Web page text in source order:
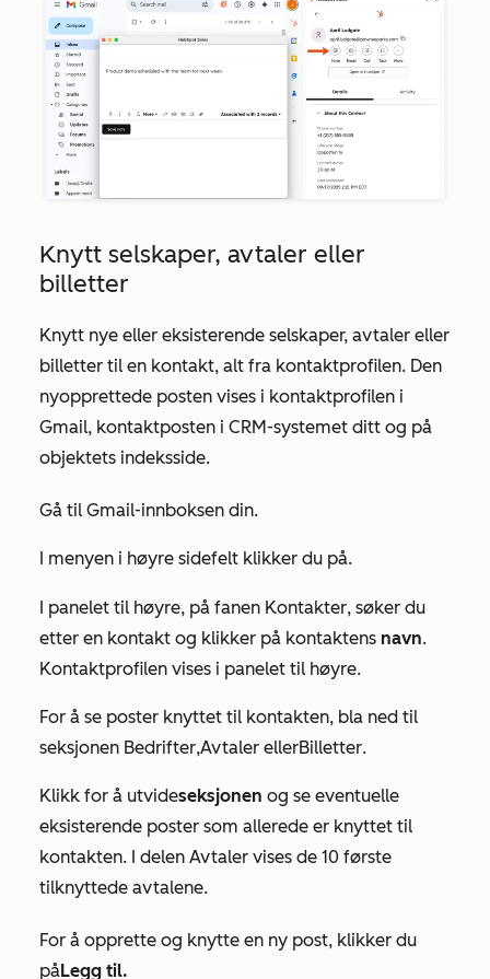
Knytt selskaper, avtaler eller
billetter
Knytt nye eller eksisterende selskaper, avtaler eller
billetter til en kontakt, alt fra kontaktprofilen. Den
nyopprettede posten vises i kontaktprofilen i
Gmail, kontaktposten i CRM-systemet ditt og på
objektets indeksside.
Gå til Gmail-innboksen din.
I menyen i høyre sidefelt klikker du på.
I panelet til høyre, på fanen Kontakter, søker du
etter en kontakt og klikker på kontaktens navn.
Kontaktprofilen vises i panelet til høyre.
For å se poster knyttet til kontakten, bla ned til
seksjonen Bedrifter,Avtaler ellerBilletter.
Klikk for å utvideseksjonen og se eventuelle
eksisterende poster som allerede er knyttet til
kontakten. I delen Avtaler vises de 10 første
tilknyttede avtalene.
For å opprette og knytte en ny post, klikker du
påLegg til.